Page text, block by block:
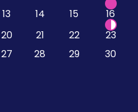
13 14 15
16
20 21 22
23
27 28 29
30